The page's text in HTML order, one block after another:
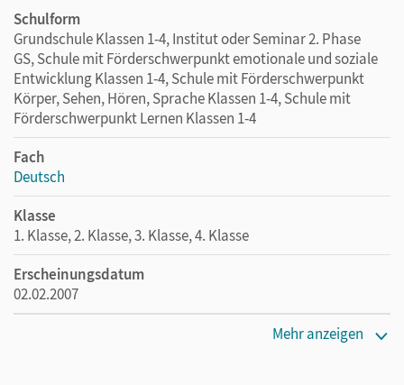
Schulform
Grundschule Klassen 1-4, Institut oder Seminar 2. Phase
GS, Schule mit Förderschwerpunkt emotionale und soziale
Entwicklung Klassen 1-4, Schule mit Förderschwerpunkt
Körper, Sehen, Hören, Sprache Klassen 1-4, Schule mit
Förderschwerpunkt Lernen Klassen 1-4
Fach
Deutsch
Klasse
1. Klasse, 2. Klasse, 3. Klasse, 4. Klasse
Erscheinungsdatum
02.02.2007
Mehr anzeigen